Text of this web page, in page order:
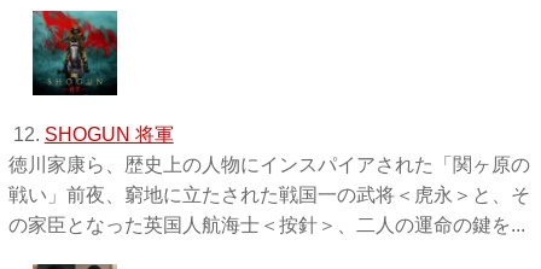
12. SHOGUN 将軍
徳川家康ら、歴史上の人物にインスパイアされた「関ヶ原の
戦い」前夜、窮地に立たされた戦国一の武将＜虎永＞と、そ
の家臣となった英国人航海士＜按針＞、二人の運命の鍵を...